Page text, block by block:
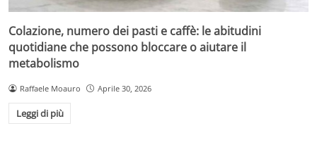
Colazione, numero dei pasti e caffè: le abitudini
quotidiane che possono bloccare o aiutare il
metabolismo
Raffaele Moauro Aprile 30, 2026
Leggi di più